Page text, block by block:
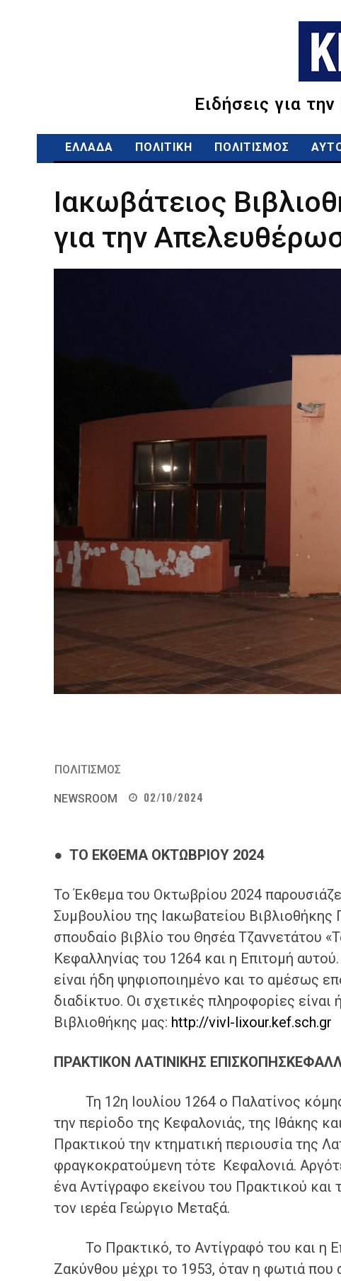
Ειδήσεις για
ΕΛΛΑΔΑ ΠΟΛΙΤΙΚΗ ΠΟΛΙΤΙΣΜΟΣ
Ιακωβάτειος
για την
ΠΟΛΙΤΙΣΜΟΣ
NEWSROOM 02/10/2024
● ΤΟ ΕΚΘΕΜΑ ΟΚΤΩΒΡΙΟΥ 2024
Το Έκθεμα του Οκτωβρίου 2024
Συμβουλίου της Ιακωβατείου Βιβλιοθήκης
σπουδαίο βιβλίο του Θησέα Τζαννετάτου
Κεφαλληνίας του 1264 και η Επιτομή
είναι ήδη ψηφιοποιημένο και το αμέσως
διαδίκτυο. Οι σχετικές πληροφορίες
Βιβλιοθήκης μας: http://vivl-lixour.kef.sch.gr
ΠΡΑΚΤΙΚΟΝ ΛΑΤΙΝΙΚΗΣ ΕΠΙΣΚΟΠΗΣ
Τη 12η Ιουλίου 1264 ο Παλατίνος κόμης
την περίοδο της Κεφαλονιάς, της Ιθάκης
Πρακτικού την κτηματική περιουσία της
φραγκοκρατούμενη τότε Κεφαλονιά.
ένα Αντίγραφο εκείνου του Πρακτικού
τον ιερέα Γεώργιο Μεταξά.
Το Πρακτικό, το Αντίγραφό του και η
Ζακύνθου μέχρι το 1953, όταν η φωτιά